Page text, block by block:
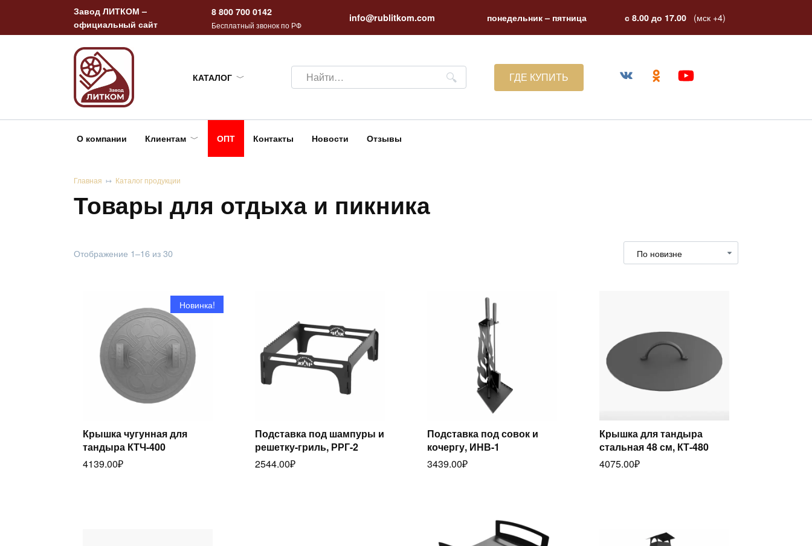
содержанию
Завод ЛИТКОМ –
официальный сайт
8 800 700 0142
Бесплатный звонок по РФ
info@rublitkom.com понедельник – пятница с 8.00 до 17.00 (мск +4)
КАТАЛОГ
Search
for:
ГДЕ КУПИТЬ
О компании Клиентам ОПТ Контакты Новости Отзывы
Главная Каталог продукции
Товары для отдыха и пикника
Отображение 1–16 из 30Сортировка:
Новинка!
Крышка чугунная для
тандыра КТЧ-400
4139.00₽
Читать далее
Подставка под шампуры и
решетку-гриль, РРГ-2
2544.00₽
Подставка под совок и
кочергу, ИНВ-1
3439.00₽
Читать далее
Крышка для тандыра
стальная 48 см, КТ-480
4075.00₽